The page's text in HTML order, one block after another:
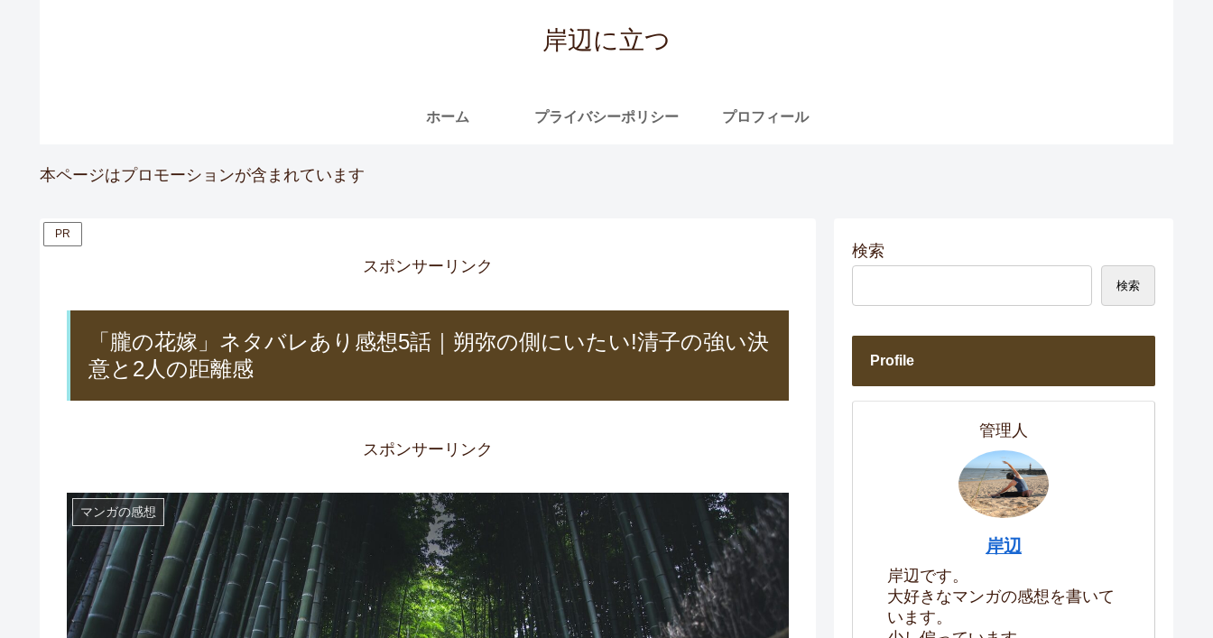
岸辺に立つ
ホーム プライバシーポリシー プロフィール
本ページはプロモーションが含まれています
PR
スポンサーリンク
「朧の花嫁」ネタバレあり感想5話｜朔弥の側にいたい!清子の強い決
意と2人の距離感
スポンサーリンク
マンガの感想
検索
検索
Profile
管理人
岸辺
岸辺です。
大好きなマンガの感想を書いて
います。